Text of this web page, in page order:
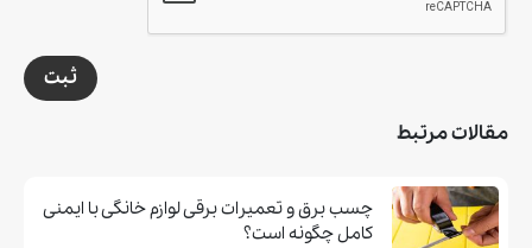
ثبت
مقالات مرتبط
چسب برق و تعمیرات برقی لوازم خانگی با ایمنی
کامل چگونه است؟